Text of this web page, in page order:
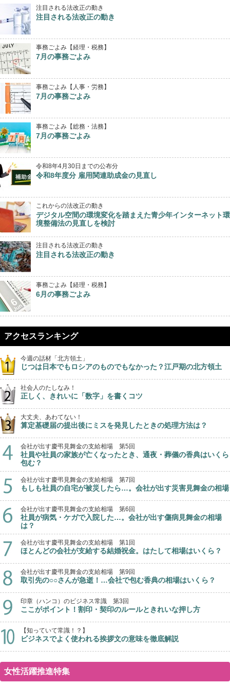
注目される法改正の動き
注目される法改正の動き
事務ごよみ【経理・税務】
7月の事務ごよみ
事務ごよみ【人事・労務】
7月の事務ごよみ
事務ごよみ【総務・法務】
7月の事務ごよみ
令和8年4月30日までの公布分
令和8年度分 雇用関連助成金の見直し
これからの法改正の動き
デジタル空間の環境変化を踏まえた青少年インターネット環
境整備法の見直しを検討
注目される法改正の動き
注目される法改正の動き
事務ごよみ【経理・税務】
6月の事務ごよみ
アクセスランキング
今週の話材「北方領土」
じつは日本でもロシアのものでもなかった？江戸期の北方領土
社会人のたしなみ！
正しく、きれいに「数字」を書くコツ
大丈夫、あわてない！
算定基礎届の提出後にミスを発見したときの処理方法は？
会社が出す慶弔見舞金の支給相場 第5回
社員や社員の家族が亡くなったとき、通夜・葬儀の香典はいくら
包む？
会社が出す慶弔見舞金の支給相場 第7回
もしも社員の自宅が被災したら…。会社が出す災害見舞金の相場
会社が出す慶弔見舞金の支給相場 第6回
社員が病気・ケガで入院した…。会社が出す傷病見舞金の相場
は？
会社が出す慶弔見舞金の支給相場 第1回
ほとんどの会社が支給する結婚祝金。はたして相場はいくら？
会社が出す慶弔見舞金の支給相場 第9回
取引先の○○さんが急逝！…会社で包む香典の相場はいくら？
印章（ハンコ）のビジネス常識 第3回
ここがポイント！割印・契印のルールときれいな押し方
【知っていて常識！？】
ビジネスでよく使われる挨拶文の意味を徹底解説
女性活躍推進特集